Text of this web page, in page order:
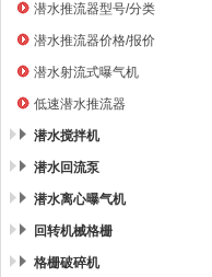
潜水推流器型号/分类
潜水推流器价格/报价
潜水射流式曝气机
低速潜水推流器
潜水搅拌机
潜水回流泵
潜水离心曝气机
回转机械格栅
格栅破碎机